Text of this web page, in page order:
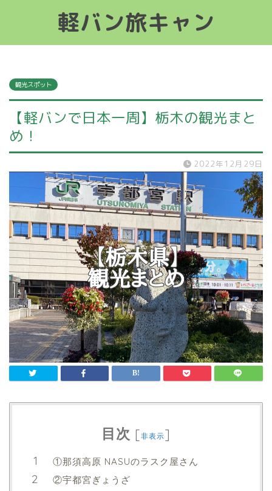
軽バン旅キャン
観光スポット
【軽バンで日本一周】栃木の観光まと
め！
2022年12月29日
目次 [非表示]
①那須高原 NASUのラスク屋さん
②宇都宮ぎょうざ